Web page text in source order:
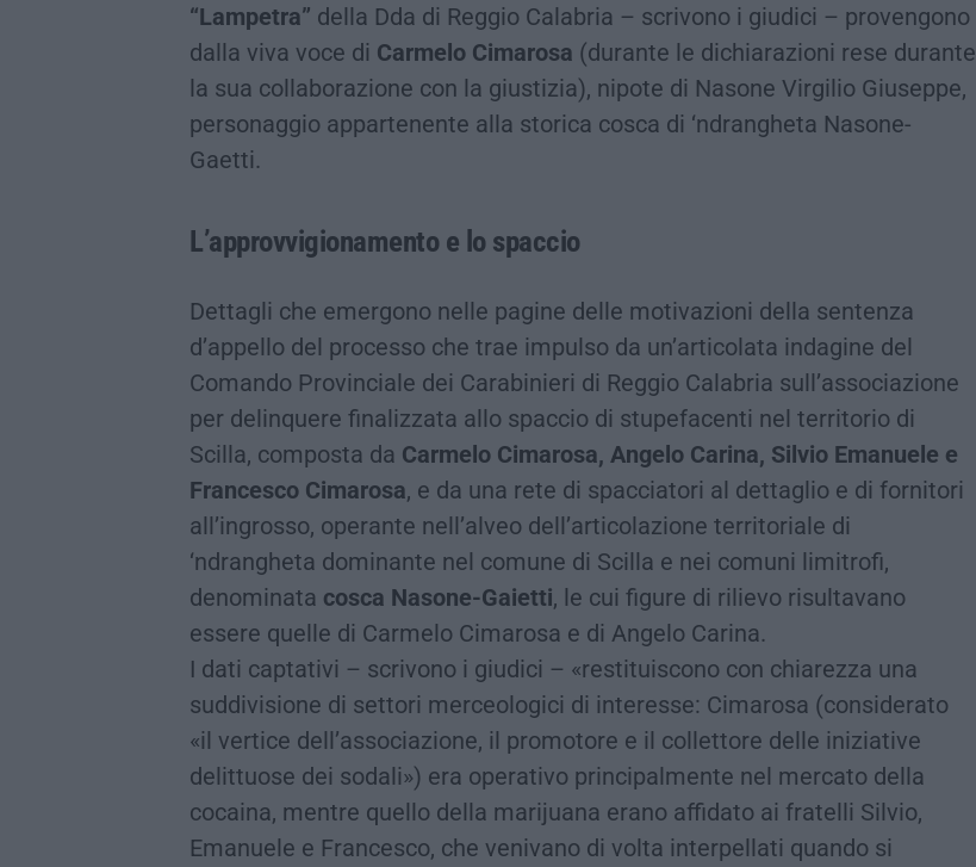
“Lampetra” della Dda di Reggio Calabria – scrivono i giudici – provengono
dalla viva voce di Carmelo Cimarosa (durante le dichiarazioni rese durante
la sua collaborazione con la giustizia), nipote di Nasone Virgilio Giuseppe,
personaggio appartenente alla storica cosca di ‘ndrangheta Nasone-
Gaetti.
L’approvvigionamento e lo spaccio
Dettagli che emergono nelle pagine delle motivazioni della sentenza
d’appello del processo che trae impulso da un’articolata indagine del
Comando Provinciale dei Carabinieri di Reggio Calabria sull’associazione
per delinquere finalizzata allo spaccio di stupefacenti nel territorio di
Scilla, composta da Carmelo Cimarosa, Angelo Carina, Silvio Emanuele e
Francesco Cimarosa, e da una rete di spacciatori al dettaglio e di fornitori
all’ingrosso, operante nell’alveo dell’articolazione territoriale di
‘ndrangheta dominante nel comune di Scilla e nei comuni limitrofi,
denominata cosca Nasone-Gaietti, le cui figure di rilievo risultavano
essere quelle di Carmelo Cimarosa e di Angelo Carina.
I dati captativi – scrivono i giudici – «restituiscono con chiarezza una
suddivisione di settori merceologici di interesse: Cimarosa (considerato
«il vertice dell’associazione, il promotore e il collettore delle iniziative
delittuose dei sodali») era operativo principalmente nel mercato della
cocaina, mentre quello della marijuana erano affidato ai fratelli Silvio,
Emanuele e Francesco, che venivano di volta interpellati quando si